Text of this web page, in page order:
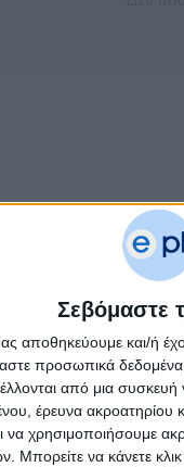
Σεβόμαστε
μας αποθηκεύουμε και/
προσωπικά
από μια συσκευή
έρευνα
να χρησιμοποιήσουμε
να κάνετε κλικ